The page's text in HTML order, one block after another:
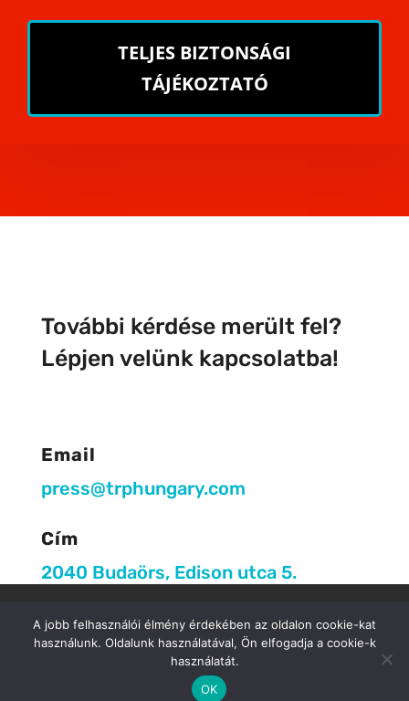
TELJES BIZTONSÁGI
TÁJÉKOZTATÓ
További kérdése merült fel?
Lépjen velünk kapcsolatba!
Email
press@trphungary.com
Cím
2040 Budaörs, Edison utca 5.
Copyright 2023 TRP Hungary Kft.
A jobb felhasználói élmény érdekében az oldalon cookie-kat
használunk. Oldalunk használatával, Ön elfogadja a cookie-k
használatát.
OK